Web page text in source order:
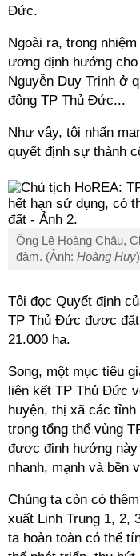
Đức.
Ngoài ra, trong
ương định hướng
Nguyễn Duy Trinh ở
đông TP Thủ Đức...
Như vậy, tôi nhấn
quyết định sự thành
Ông Lê Hoàng Châu,
đàm. (Ảnh: Hoàng Huy
Tôi đọc Quyết định
TP Thủ Đức được
21.000 ha.
Song, một mục tiêu
liên kết TP Thủ Đức
huyện, thị xã các
trong tổng thể vùng
được định hướng
nhanh, mạnh và bền
Chúng ta còn có
xuất Linh Trung 1, 2,
ta hoàn toàn có thể